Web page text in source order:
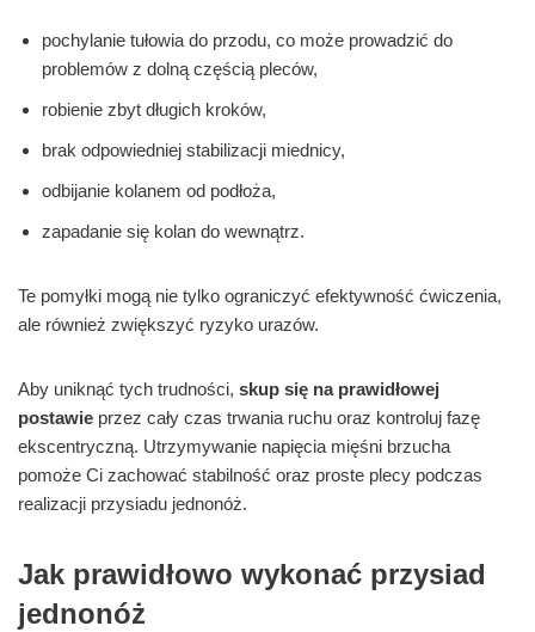
pochylanie tułowia do przodu, co może prowadzić do
problemów z dolną częścią pleców,
robienie zbyt długich kroków,
brak odpowiedniej stabilizacji miednicy,
odbijanie kolanem od podłoża,
zapadanie się kolan do wewnątrz.
Te pomyłki mogą nie tylko ograniczyć efektywność ćwiczenia,
ale również zwiększyć ryzyko urazów.
Aby uniknąć tych trudności, skup się na prawidłowej
postawie przez cały czas trwania ruchu oraz kontroluj fazę
ekscentryczną. Utrzymywanie napięcia mięśni brzucha
pomoże Ci zachować stabilność oraz proste plecy podczas
realizacji przysiadu jednonóż.
Jak prawidłowo wykonać przysiad
jednonóż